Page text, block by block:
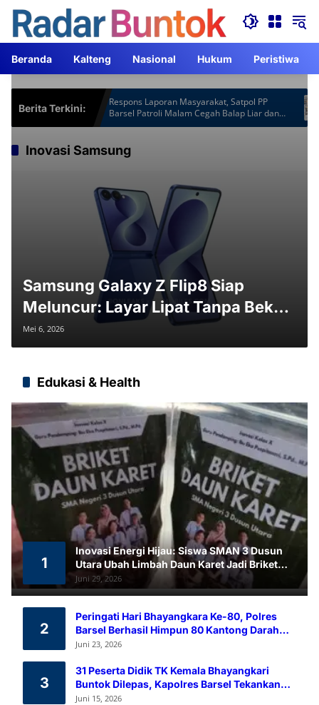
Langsung
konten
Beranda Kalteng Nasional Hukum Peristiwa
Berita Terkini:
Gardu
Respons Laporan Masyarakat, Satpol PP
Barsel Patroli Malam Cegah Balap Liar dan
Knalpot Brong
Inovasi Samsung
Samsung Galaxy Z Flip8 Siap
Meluncur: Layar Lipat Tanpa Bekas
Lipatan, Lebih Ringan & Bertenaga
Exynos 2600
Mei 6, 2026
Edukasi & Health
1
Inovasi Energi Hijau: Siswa SMAN 3 Dusun
Utara Ubah Limbah Daun Karet Jadi Briket
Ramah Lingkungan
Juni 29, 2026
2
Peringati Hari Bhayangkara Ke-80, Polres
Barsel Berhasil Himpun 80 Kantong Darah
Melalui Aksi Donor Darah
Juni 23, 2026
3
31 Peserta Didik TK Kemala Bhayangkari
Buntok Dilepas, Kapolres Barsel Tekankan
Pendidikan Karakter
Juni 15, 2026